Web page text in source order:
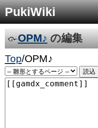
PukiWiki
OPM♪の編集
Top/OPM♪